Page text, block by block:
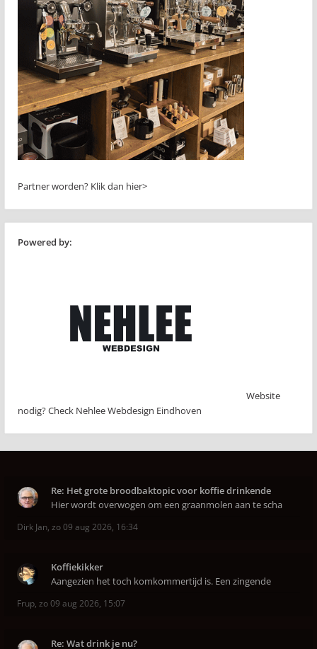
Partner worden? Klik dan hier>
Powered by:
Website
nodig? Check Nehlee Webdesign Eindhoven
Re: Het grote broodbaktopic voor koffie drinkende
Hier wordt overwogen om een graanmolen aan te scha
Dirk Jan, zo 09 aug 2026, 16:34
Koffiekikker
Aangezien het toch komkommertijd is. Een zingende
Frup, zo 09 aug 2026, 15:07
Re: Wat drink je nu?